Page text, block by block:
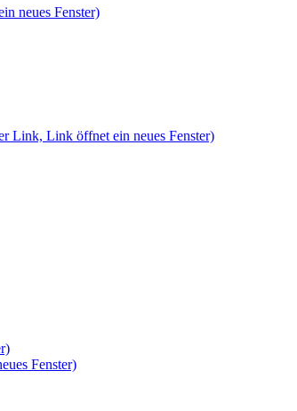
neues Fenster)
Link, Link öffnet ein neues Fenster)
Fenster)